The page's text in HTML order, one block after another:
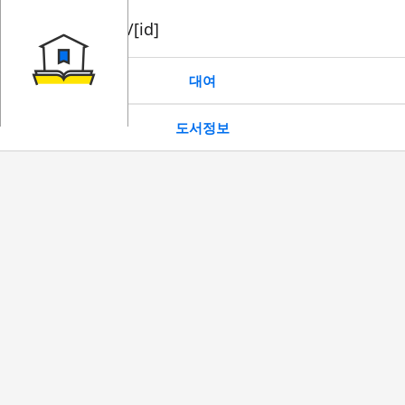
book/rent/[id]
대여
도서정보